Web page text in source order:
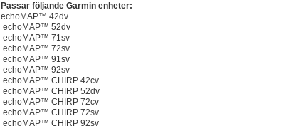
Passar följande Garmin enheter:
echoMAP™ 42dv
echoMAP™ 52dv
echoMAP™ 71sv
echoMAP™ 72sv
echoMAP™ 91sv
echoMAP™ 92sv
echoMAP™ CHIRP 42cv
echoMAP™ CHIRP 52dv
echoMAP™ CHIRP 72cv
echoMAP™ CHIRP 72sv
echoMAP™ CHIRP 92sv